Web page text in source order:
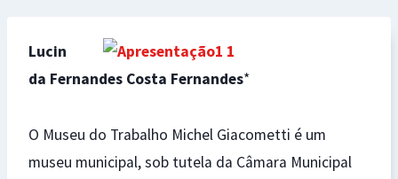
Lucin
da Fernandes Costa Fernandes*
O Museu do Trabalho Michel Giacometti é um
museu municipal, sob tutela da Câmara Municipal